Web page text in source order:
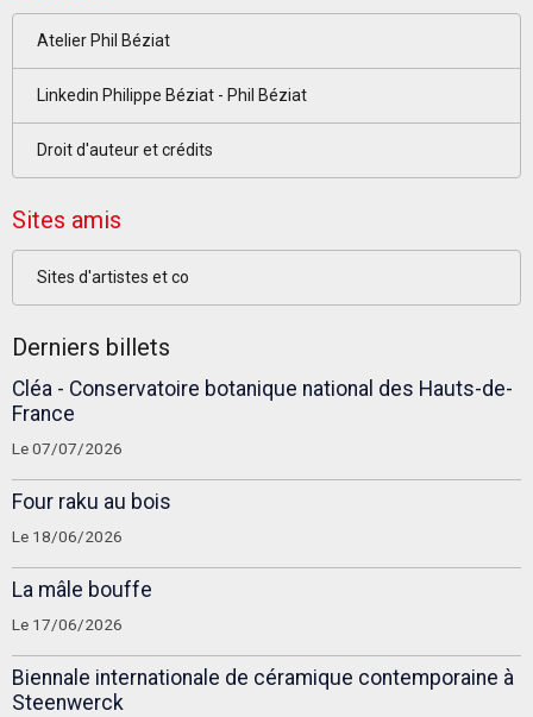
Atelier Phil Béziat
Linkedin Philippe Béziat - Phil Béziat
Droit d'auteur et crédits
Sites amis
Sites d'artistes et co
Derniers billets
Cléa - Conservatoire botanique national des Hauts-de-
France
Le 07/07/2026
Four raku au bois
Le 18/06/2026
La mâle bouffe
Le 17/06/2026
Biennale internationale de céramique contemporaine à
Steenwerck